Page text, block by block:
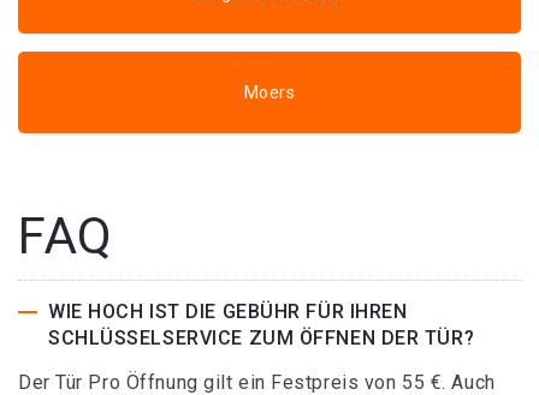
Moers
FAQ
WIE HOCH IST DIE GEBÜHR FÜR IHREN
SCHLÜSSELSERVICE ZUM ÖFFNEN DER TÜR?
Der Tür Pro Öffnung gilt ein Festpreis von 55 €. Auch